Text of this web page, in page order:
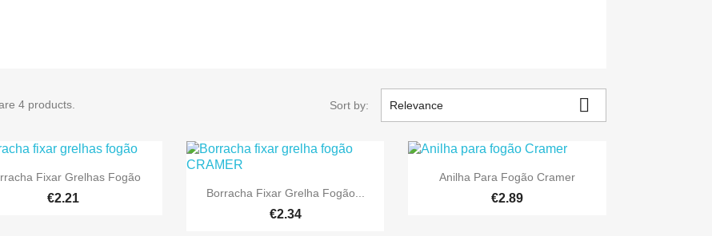
4 products. Sort by: Relevance 
 Quick view
Fixar Grelhas Fogão
€2.21  Quick view
Borracha Fixar Grelha Fogão...
€2.34
 Quick view
Anilha Para Fogão Cramer
€2.89